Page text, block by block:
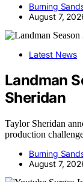
Burning
August 7,
Latest News
Landman
Sheridan
Taylor Sheridan
production
Burning
August 7,